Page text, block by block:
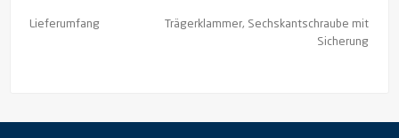
Lieferumfang
Trägerklammer, Sechskantschraube mit
Sicherung